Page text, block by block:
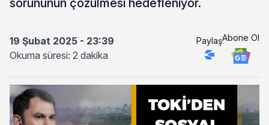
sorununun çözülmesi hedefleniyor.
19 Şubat 2025 - 23:39
Okuma süresi: 2 dakika
PaylaşAbone Ol